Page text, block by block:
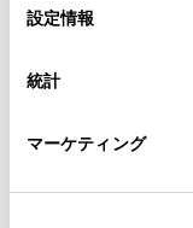
デバイスにすべての
意したことになり
設定の変更、同意
「Cookie（クッキー
設定情報
統計
マーケティング
ABS